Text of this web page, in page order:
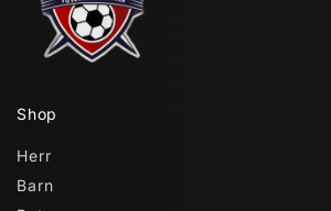
Shop
Herr
Barn